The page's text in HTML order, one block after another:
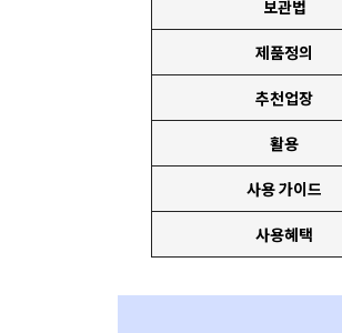
보관법
제품정의
추천업장
활용
사용 가이드
사용혜택